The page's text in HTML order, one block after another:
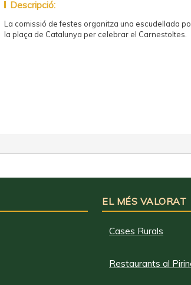
Descripció:
La comissió de festes organitza una escudellada
la plaça de Catalunya per celebrar el Carnestoltes.
EL MÉS VALORAT
Cases Rurals
Restaurants al